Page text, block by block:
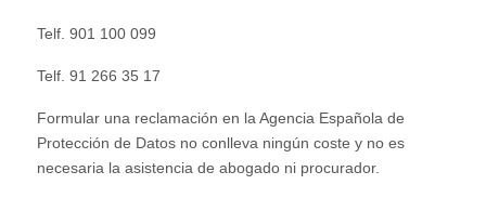
Telf. 901 100 099
Telf. 91 266 35 17
Formular una reclamación en la Agencia Española de
Protección de Datos no conlleva ningún coste y no es
necesaria la asistencia de abogado ni procurador.